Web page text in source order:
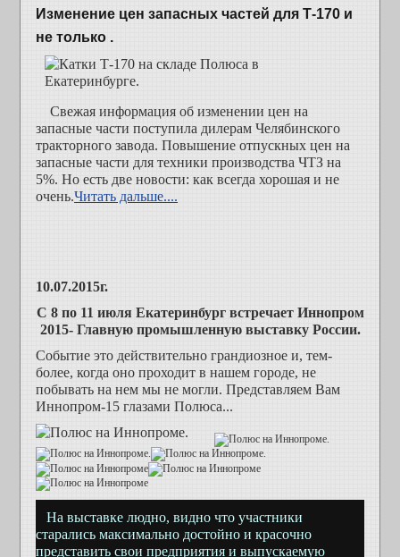
Изменение цен запасных частей для Т-170 и
не только .
Свежая информация об изменении цен на
запасные части поступила дилерам Челябинского
тракторного завода. Повышение отпускных цен на
запасные части для техники производства ЧТЗ на
5%. Но есть две новости: как всегда хорошая и не
очень.Читать дальше....
10.07.2015г.
С 8 по 11 июля Екатеринбург встречает Иннопром
2015- Главную промышленную выставку России.
Событие это действительно грандиозное и, тем-
более, когда оно проходит в нашем городе, не
побывать на нем мы не могли. Представляем Вам
Иннопром-15 глазами Полюса...
На выставке людно, видно что участники
старались максимально достойно и красочно
представить свои предприятия и выпускаемую